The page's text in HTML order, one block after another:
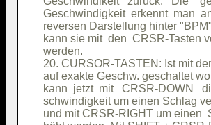
Geschwindigkeit  erkennt  man
reversen Darstellung hinter
kann sie mit  den  CRSR-Tasten
werden.
20. CURSOR-TASTEN: Ist mit
auf exakte Geschw. geschaltet
kann  jetzt  mit   CRSR-DOWN
schwindigkeit um einen Schlag
und mit CRSR-RIGHT um einen